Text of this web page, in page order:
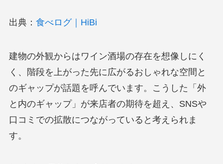
出典： 食べログ｜HiBi
建物の外観からはワイン酒場の存在を想像しにく
く、階段を上がった先に広がるおしゃれな空間と
のギャップが話題を呼んでいます。こうした「外
と内のギャップ」が来店者の期待を超え、SNSや
口コミでの拡散につながっていると考えられま
す。